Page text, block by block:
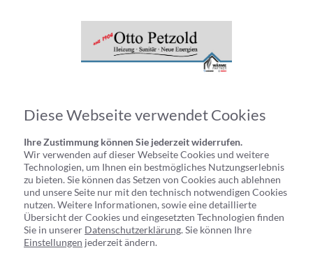
Datenschutzerklärung
Wir bedanken uns für Ihren Besuch bei Otto Petzold Inh.
Diese Webseite verwendet Cookies
Ihre Zustimmung können Sie jederzeit widerrufen.
Wir verwenden auf dieser Webseite Cookies und weitere
Technologien, um Ihnen ein bestmögliches Nutzungserlebnis
zu bieten. Sie können das Setzen von Cookies auch ablehnen
und unsere Seite nur mit den technisch notwendigen Cookies
nutzen. Weitere Informationen, sowie eine detaillierte
Übersicht der Cookies und eingesetzten Technologien finden
Sie in unserer Datenschutzerklärung. Sie können Ihre
Einstellungen jederzeit ändern.